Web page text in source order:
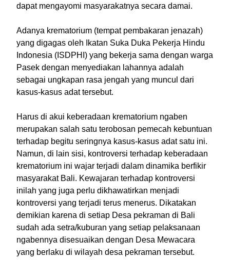
dapat mengayomi masyarakatnya secara damai.
Adanya krematorium (tempat pembakaran jenazah)
yang digagas oleh Ikatan Suka Duka Pekerja Hindu
Indonesia (ISDPHI) yang bekerja sama dengan warga
Pasek dengan menyediakan lahannya adalah
sebagai ungkapan rasa jengah yang muncul dari
kasus-kasus adat tersebut.
Harus di akui keberadaan krematorium ngaben
merupakan salah satu terobosan pemecah kebuntuan
terhadap begitu seringnya kasus-kasus adat satu ini.
Namun, di lain sisi, kontroversi terhadap keberadaan
krematorium ini wajar terjadi dalam dinamika berfikir
masyarakat Bali. Kewajaran terhadap kontroversi
inilah yang juga perlu dikhawatirkan menjadi
kontroversi yang terjadi terus menerus. Dikatakan
demikian karena di setiap Desa pekraman di Bali
sudah ada setra/kuburan yang setiap pelaksanaan
ngabennya disesuaikan dengan Desa Mewacara
yang berlaku di wilayah desa pekraman tersebut.